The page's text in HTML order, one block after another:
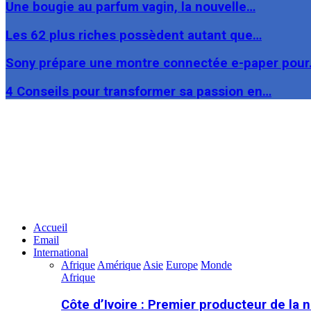
Une bougie au parfum vagin, la nouvelle…
Les 62 plus riches possèdent autant que…
Sony prépare une montre connectée e-paper
4 Conseils pour transformer sa passion en…
Accueil
Email
International
Afrique Amérique Asie Europe Monde
Afrique
Côte d’Ivoire : Premier producteur de la